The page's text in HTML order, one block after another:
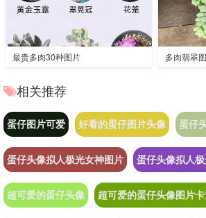
最贵多肉30种图片 多肉翡翠
相关推荐
蛋仔图片可爱 好看的蛋仔图片头像 蛋仔
蛋仔头像拟人极光女神图片 蛋仔头像拟人
超可爱的蛋仔头像 超可爱的蛋仔头像图片